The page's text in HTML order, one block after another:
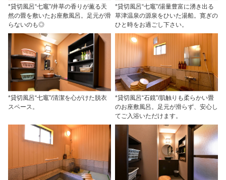
*貸切風呂“七竈”/井草の香りが薫る天
然の畳を敷いたお座敷風呂。足元が滑
らないのも◎
*貸切風呂“七竈”/湯量豊富に湧き出る
草津温泉の源泉をひいた湯船。寛ぎの
ひと時をお過ごし下さい。
*貸切風呂“七竈”/清潔を心がけた脱衣
スペース。
*貸切風呂“石鏡”/肌触りも柔らかい畳
のお座敷風呂。足元が滑らず、安心し
てご入浴いただけます。